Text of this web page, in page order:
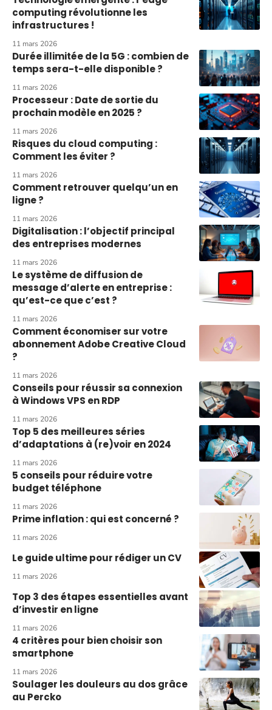
computing révolutionne les
infrastructures !
11 mars 2026
Durée illimitée de la 5G : combien de
temps sera-t-elle disponible ?
11 mars 2026
Processeur : Date de sortie du
prochain modèle en 2025 ?
11 mars 2026
Risques du cloud computing :
Comment les éviter ?
11 mars 2026
Comment retrouver quelqu’un en
ligne ?
11 mars 2026
Digitalisation : l’objectif principal
des entreprises modernes
11 mars 2026
Le système de diffusion de
message d’alerte en entreprise :
qu’est-ce que c’est ?
11 mars 2026
Comment économiser sur votre
abonnement Adobe Creative Cloud
?
11 mars 2026
Conseils pour réussir sa connexion
à Windows VPS en RDP
11 mars 2026
Top 5 des meilleures séries
d’adaptations à (re)voir en 2024
11 mars 2026
5 conseils pour réduire votre
budget téléphone
11 mars 2026
Prime inflation : qui est concerné ?
11 mars 2026
Le guide ultime pour rédiger un CV
11 mars 2026
Top 3 des étapes essentielles avant
d’investir en ligne
11 mars 2026
4 critères pour bien choisir son
smartphone
11 mars 2026
Soulager les douleurs au dos grâce
au Percko